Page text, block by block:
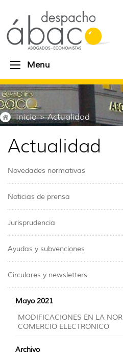
Menu
Inicio> Actualidad
Actualidad
Novedades normativas
Noticias de prensa
Jurisprudencia
Ayudas y subvenciones
Circulares y newsletters
Mayo 2021
MODIFICACIONES EN LA
COMERCIO ELECTRONICO
Archivo